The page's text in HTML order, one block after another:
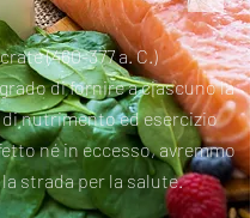
(460-377 a. C.)
di fornire a ciascuno la
nutrimento ed esercizio
né in eccesso, avremmo
strada per la salute.